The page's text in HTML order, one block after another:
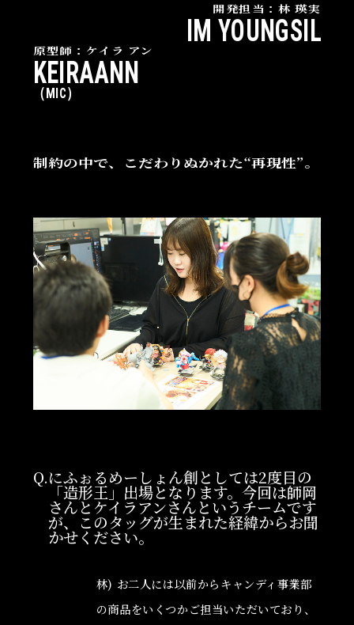
開発担当：林 瑛実
IM YOUNGSIL
原型師：ケイラ アン
KEIRAANN
（MIC）
制約の中で、こだわりぬかれた“再現性”。
Q.にふぉるめーしょん創としては2度目の
「造形王」出場となります。今回は師岡
さんとケイラアンさんというチームです
が、このタッグが生まれた経緯からお聞
かせください。
林) お二人には以前からキャンディ事業部
の商品をいくつかご担当いただいており、